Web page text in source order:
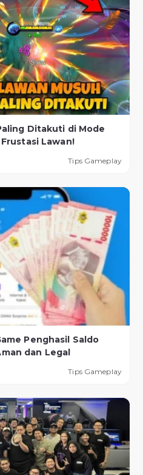
Ditakuti di Mode
Lawan!
Tips Gameplay
Penghasil Saldo
dan Legal
Tips Gameplay